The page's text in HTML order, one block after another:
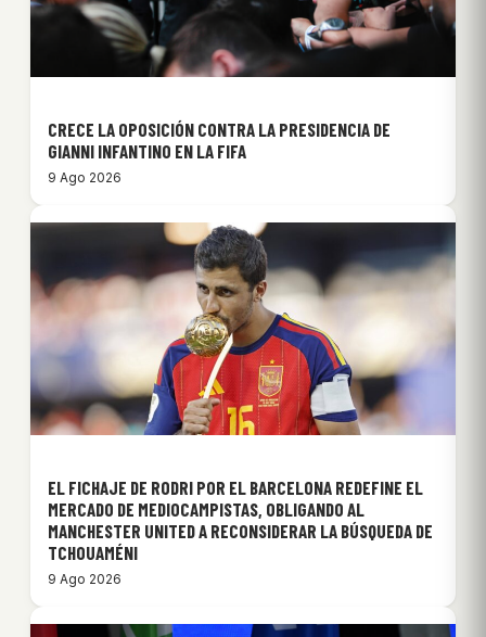
CRECE LA OPOSICIÓN CONTRA LA PRESIDENCIA DE
GIANNI INFANTINO EN LA FIFA
9 Ago 2026
EL FICHAJE DE RODRI POR EL BARCELONA REDEFINE EL
MERCADO DE MEDIOCAMPISTAS, OBLIGANDO AL
MANCHESTER UNITED A RECONSIDERAR LA BÚSQUEDA DE
TCHOUAMÉNI
9 Ago 2026